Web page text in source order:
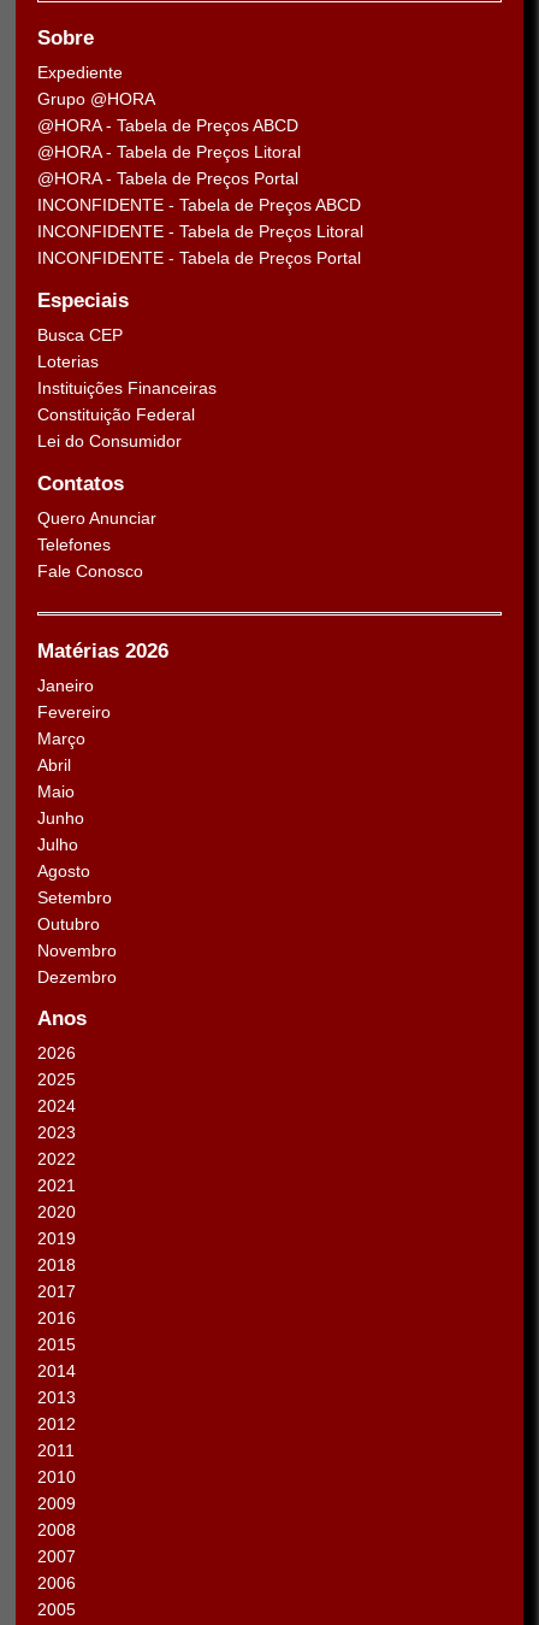
Sobre
Expediente
Grupo @HORA
@HORA - Tabela de Preços ABCD
@HORA - Tabela de Preços Litoral
@HORA - Tabela de Preços Portal
INCONFIDENTE - Tabela de Preços ABCD
INCONFIDENTE - Tabela de Preços Litoral
INCONFIDENTE - Tabela de Preços Portal
Especiais
Busca CEP
Loterias
Instituições Financeiras
Constituição Federal
Lei do Consumidor
Contatos
Quero Anunciar
Telefones
Fale Conosco
Matérias 2026
Janeiro
Fevereiro
Março
Abril
Maio
Junho
Julho
Agosto
Setembro
Outubro
Novembro
Dezembro
Anos
2026
2025
2024
2023
2022
2021
2020
2019
2018
2017
2016
2015
2014
2013
2012
2011
2010
2009
2008
2007
2006
2005